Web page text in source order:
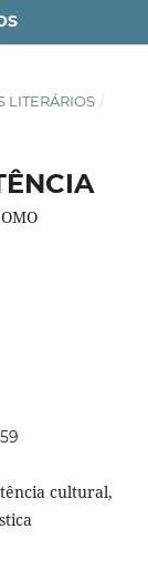
LITERÁRIOS /
cultural,